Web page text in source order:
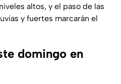
altos, y el paso de las
y fuertes marcarán el
domingo en